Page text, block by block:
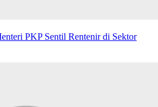
PKP Sentil Rentenir di Sektor